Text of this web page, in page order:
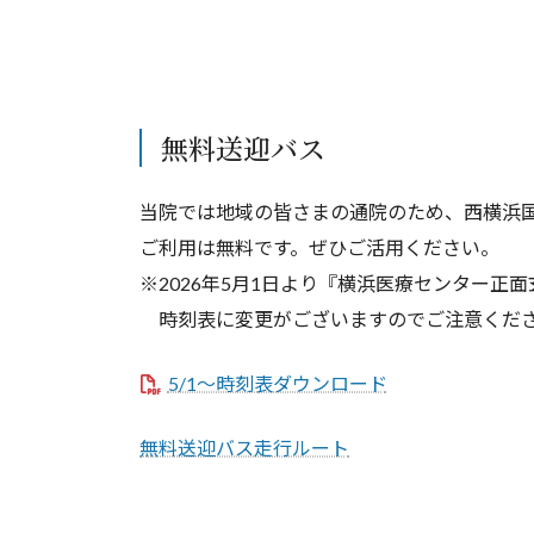
無料送迎バス
当院では地域の皆さまの通院のため、西横浜
ご利用は無料です。ぜひご活用ください。
※2026年5月1日より『横浜医療センター正
時刻表に変更がございますのでご注意くだ
5/1～時刻表ダウンロード
無料送迎バス走行ルート